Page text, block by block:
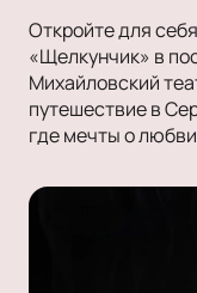
Откройте для
«Щелкунчик» в
Михайловский
путешествие в
где мечты о